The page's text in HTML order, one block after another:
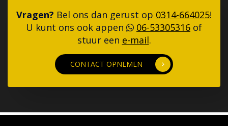
Vragen? Bel ons dan gerust op 0314-664025!
U kunt ons ook appen
06-53305316 of
stuur een e-mail.
CONTACT OPNEMEN